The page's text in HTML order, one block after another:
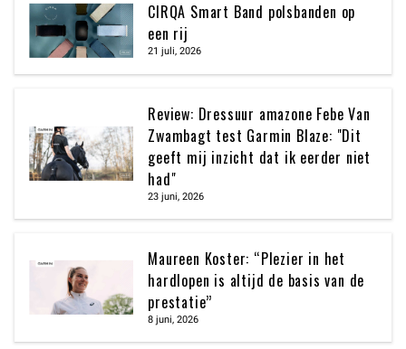
CIRQA Smart Band polsbanden op
een rij
21 juli, 2026
Review: Dressuur amazone Febe Van
Zwambagt test Garmin Blaze: "Dit
geeft mij inzicht dat ik eerder niet
had"
23 juni, 2026
Maureen Koster: “Plezier in het
hardlopen is altijd de basis van de
prestatie”
8 juni, 2026